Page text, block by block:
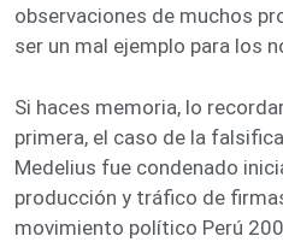
observaciones de muchos
ser un mal ejemplo para los
Si haces memoria, lo
primera, el caso de la
Medelius fue condenado
producción y tráfico de
movimiento político Perú